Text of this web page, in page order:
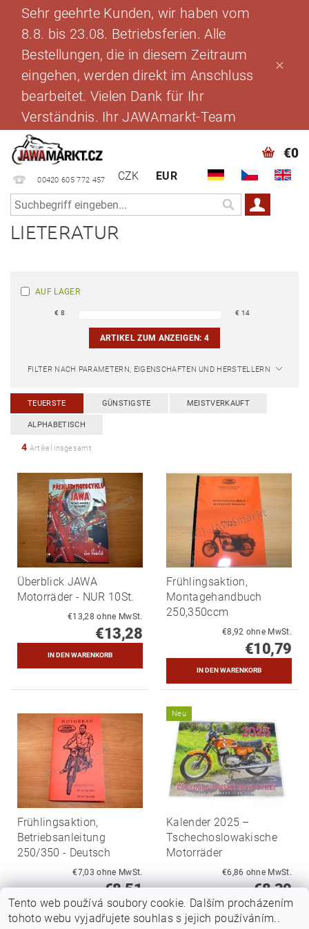
Sehr geehrte Kunden, wir haben vom
8.8. bis 23.08. Betriebsferien. Alle
Bestellungen, die in diesem Zeitraum
eingehen, werden direkt im Anschluss
bearbeitet. Vielen Dank für Ihr
Verständnis. Ihr JAWAmarkt-Team
00420 605 772 457 CZK EUR
€0
LIETERATUR
AUF LAGER
€8 € 14
ARTIKEL ZUM ANZEIGEN: 4
FILTER NACH PARAMETERN, EIGENSCHAFTEN UND HERSTELLERN
TEUERSTE GÜNSTIGSTE MEISTVERKAUFT
ALPHABETISCH
4 Artikel insgesamt
Überblick JAWA
Motorräder - NUR 10St.
€13,28 ohne MwSt.
€13,28
Frühlingsaktion,
Montagehandbuch
250,350ccm
€8,92 ohne MwSt.
€10,79
Frühlingsaktion,
Betriebsanleitung
250/350 - Deutsch
€7,03 ohne MwSt.
€8,51
Neu
Kalender 2025 –
Tschechoslowakische
Motorräder
€6,86 ohne MwSt.
€8,30
DETAIL
Tento web používá soubory cookie. Dalším procházením
tohoto webu vyjadřujete souhlas s jejich používáním..